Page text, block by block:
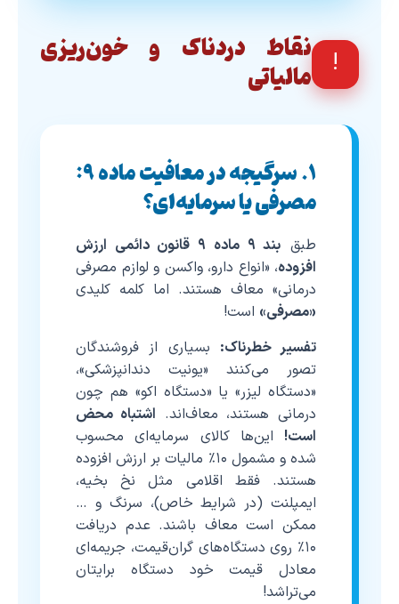
!
نقاط دردناک و خون‌ریزی
مالیاتی
۱. سرگیجه در معافیت ماده ۹:
مصرفی یا سرمایه‌ای؟
طبق
بند ۹ ماده ۹ قانون دائمی ارزش
افزوده، «انواع دارو، واکسن و لوازم مصرفی
درمانی» معاف هستند. اما کلمه کلیدی
«مصرفی» است!
تفسیر خطرناک: بسیاری از فروشندگان
تصور می‌کنند «یونیت دندانپزشکی»،
«دستگاه لیزر» یا «دستگاه اکو» هم چون
درمانی هستند، معاف‌اند. اشتباه محض
است! این‌ها کالای سرمایه‌ای محسوب
شده و مشمول ۱۰٪ مالیات بر ارزش افزوده
هستند. فقط اقلامی مثل نخ بخیه،
ایمپلنت (در شرایط خاص)، سرنگ و …
ممکن است معاف باشند. عدم دریافت
۱۰٪ روی دستگاه‌های گران‌قیمت، جریمه‌ای
معادل قیمت خود دستگاه برایتان
می‌تراشد!